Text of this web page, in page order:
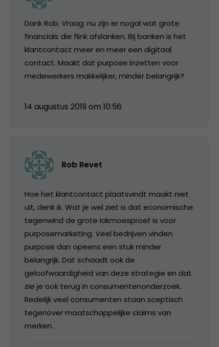
Dank Rob. Vraag: nu zijn er nogal wat grote
financials die flink afslanken. Bij banken is het
klantcontact meer en meer een digitaal
contact. Maakt dat purpose inzetten voor
medewerkers makkelijker, minder belangrijk?
14 augustus 2019 om 10:56
Rob Revet
Hoe het klantcontact plaatsvindt maakt niet
uit, denk ik. Wat je wel ziet is dat economische
tegenwind de grote lakmoesproef is voor
purposemarketing. Veel bedrijven vinden
purpose dan opeens een stuk minder
belangrijk. Dat schaadt ook de
geloofwaardigheid van deze strategie en dat
zie je ook terug in consumentenonderzoek.
Redelijk veel consumenten staan sceptisch
tegenover maatschappelijke claims van
merken.